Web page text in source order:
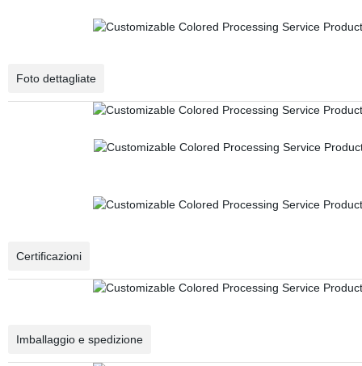
Foto dettagliate
Certificazioni
Imballaggio e spedizione